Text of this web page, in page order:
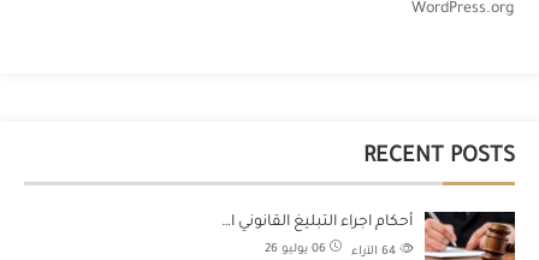
WordPress.org
RECENT POSTS
أحكام اجراء التبليغ القانوني ا…
06 يوليو 26 الآراء